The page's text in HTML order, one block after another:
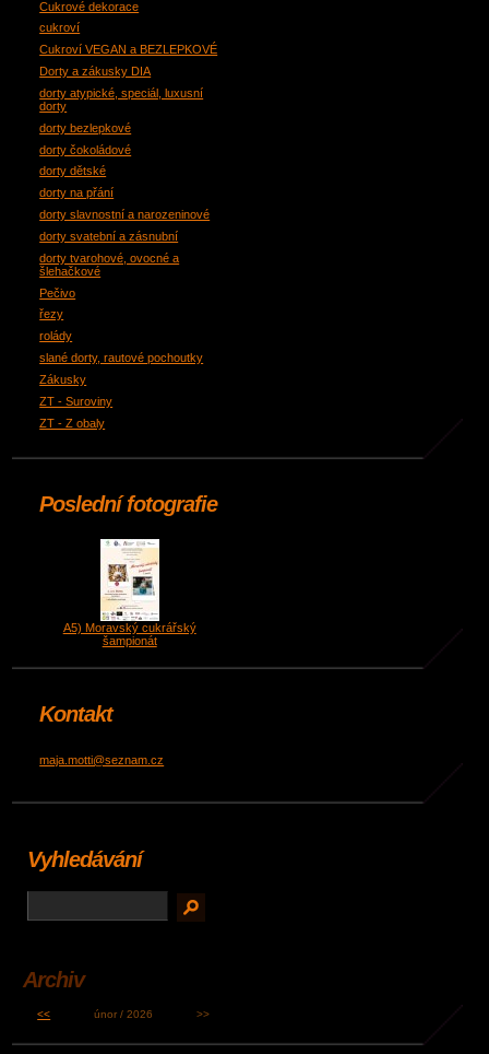
Cukrové dekorace
cukroví
Cukroví VEGAN a BEZLEPKOVÉ
Dorty a zákusky DIA
dorty atypické, speciál, luxusní
dorty
dorty bezlepkové
dorty čokoládové
dorty dětské
dorty na přání
dorty slavnostní a narozeninové
dorty svatební a zásnubní
dorty tvarohové, ovocné a
šlehačkové
Pečivo
řezy
rolády
slané dorty, rautové pochoutky
Zákusky
ZT - Suroviny
ZT - Z obaly
Poslední fotografie
A5) Moravský cukrářský
šampionát
Kontakt
maja.motti@seznam.cz
Vyhledávání
Archiv
<< únor / 2026 >>